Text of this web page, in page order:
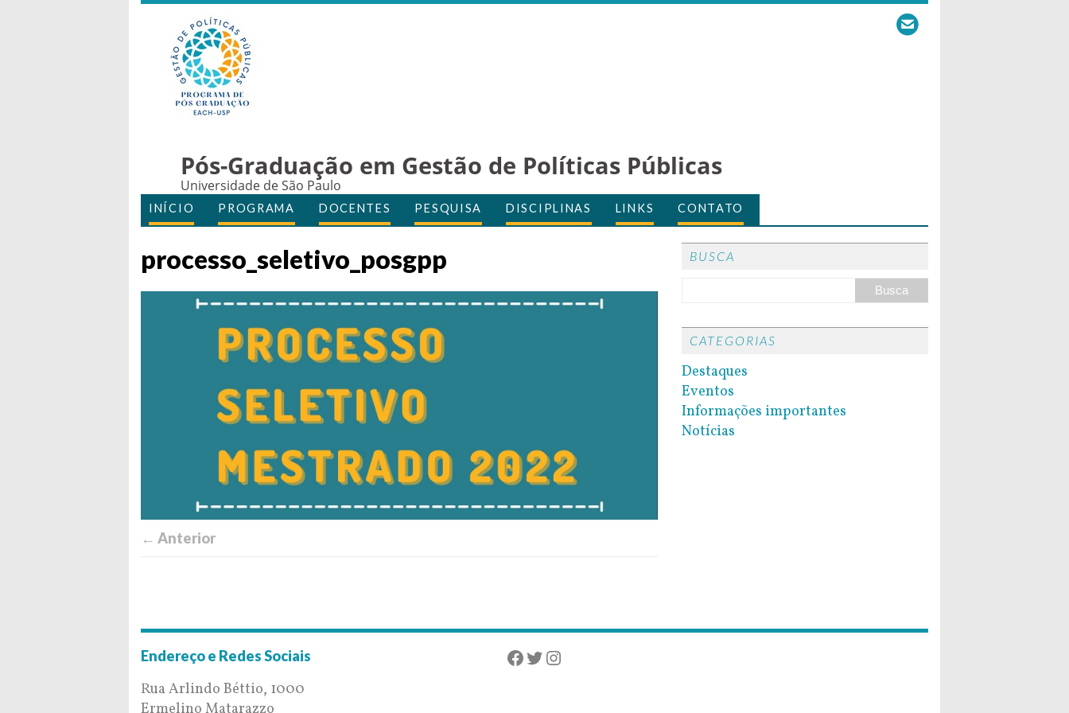
Pós-Graduação em Gestão de Políticas Públicas
Universidade de São Paulo
INÍCIO PROGRAMA DOCENTES PESQUISA DISCIPLINAS LINKS CONTATO
processo_seletivo_posgpp
← Anterior
BUSCA
CATEGORIAS
Destaques
Eventos
Informações importantes
Notícias
Endereço e Redes Sociais
Rua Arlindo Béttio, 1000
Facebook
Twitter
Instagram